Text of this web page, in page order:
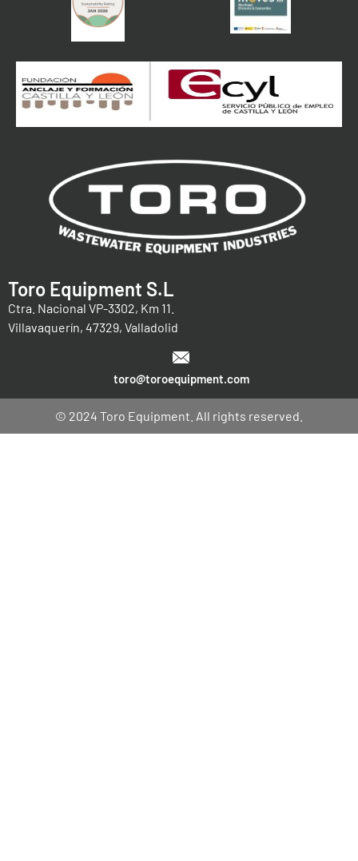
Toro Equipment S.L
Ctra. Nacional VP-3302, Km 11.
Villavaquerín, 47329, Valladolid
toro@toroequipment.com
© 2024 Toro Equipment. All rights reserved.